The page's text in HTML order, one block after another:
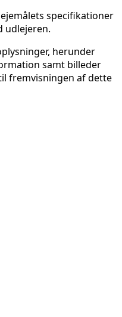
specifikationer
udlejeren.
herunder
samt billeder
fremvisningen af dette